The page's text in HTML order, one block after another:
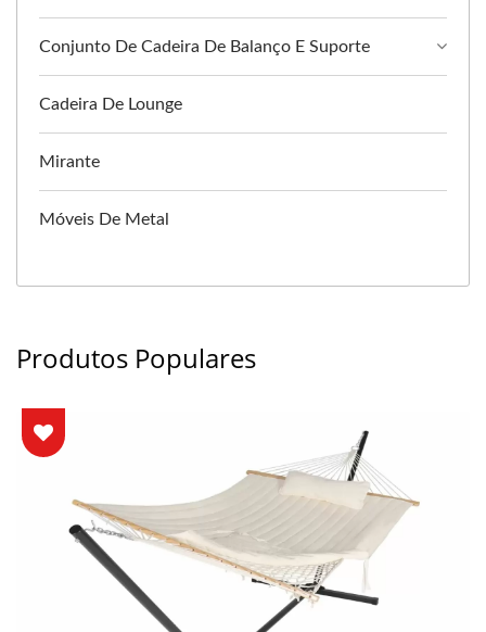
Conjunto De Cadeira De Balanço E Suporte
Cadeira De Lounge
Mirante
Móveis De Metal
Produtos Populares